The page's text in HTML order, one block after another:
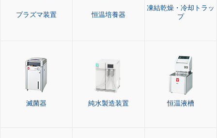
プラズマ装置 恒温培養器
凍結乾燥・冷却トラッ
プ
滅菌器 純水製造装置 恒温液槽